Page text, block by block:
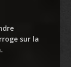
sur la